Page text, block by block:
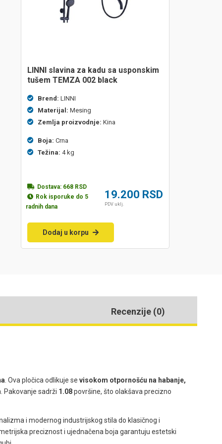
LINNI slavina za kadu sa usponskim
tušem TEMZA 002 black
Brend: LINNI
Materijal: Mesing
Zemlja proizvodnje: Kina
Boja: Crna
Težina: 4 kg
Dostava: 668 RSD
Rok isporuke do 5
radnih dana
19.200 RSD
PDV uklj.
Dodaj u korpu
Recenzije (0)
. Ova pločica odlikuje se visokom otpornošću na habanje,
Pakovanje sadrži 1.08površine, što olakšava precizno
i modernog industrijskog stila do klasičnog i
preciznost i ujednačena boja garantuju estetski